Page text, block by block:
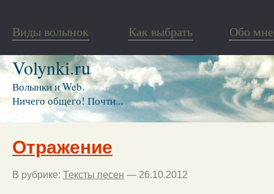
Виды волынок Как выбрать Обо мне
Volynki.ru
Волынки и Web.
Ничего общего! Почти...
Отражение
В рубрике: Тексты песен — 26.10.2012